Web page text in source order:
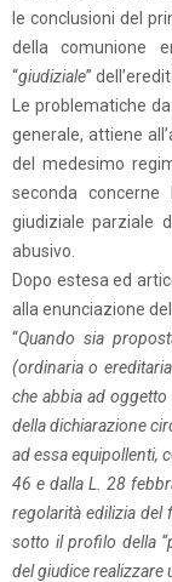
le conclusioni del
della comunione
“giudiziale”
Le problematiche
generale, attiene
del medesimo
seconda
giudiziale parziale
abusivo.
Dopo estesa ed
alla enunciazione
“Quando sia
(ordinaria o
che abbia ad
della dichiarazione
ad essa equipollenti,
46 e dalla L. 28
regolarità edilizia del
sotto il profilo della
del giudice realizzare